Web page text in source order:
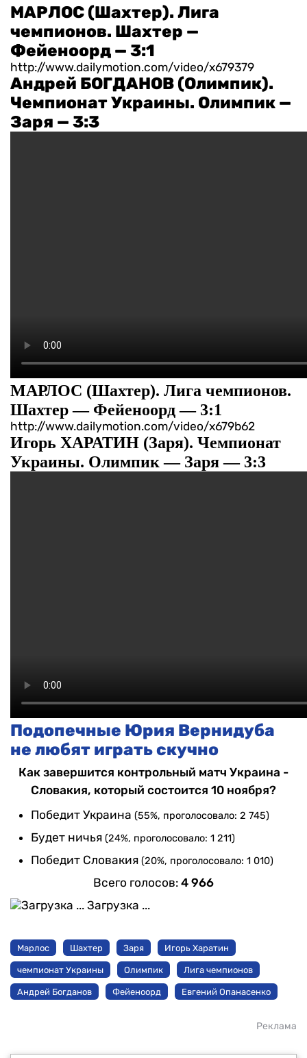
МАРЛОС (Шахтер). Лига
чемпионов. Шахтер —
Фейеноорд — 3:1
http://www.dailymotion.com/video/x679379
Андрей БОГДАНОВ (Олимпик).
Чемпионат Украины. Олимпик —
Заря — 3:3
МАРЛОС (Шахтер). Лига чемпионов.
Шахтер — Фейеноорд — 3:1
http://www.dailymotion.com/video/x679b62
Игорь ХАРАТИН (Заря). Чемпионат
Украины. Олимпик — Заря — 3:3
Подопечные Юрия Вернидуба
не любят играть скучно
Как завершится контрольный матч Украина -
Словакия, который состоится 10 ноября?
Победит Украина (55%, проголосовало: 2 745)
Будет ничья (24%, проголосовало: 1 211)
Победит Словакия (20%, проголосовало: 1 010)
Всего голосов: 4 966
Загрузка ...
Марлос Шахтер Заря Игорь Харатин
чемпионат Украины Олимпик Лига чемпионов
Андрей Богданов Фейеноорд Евгений Опанасенко
Реклама